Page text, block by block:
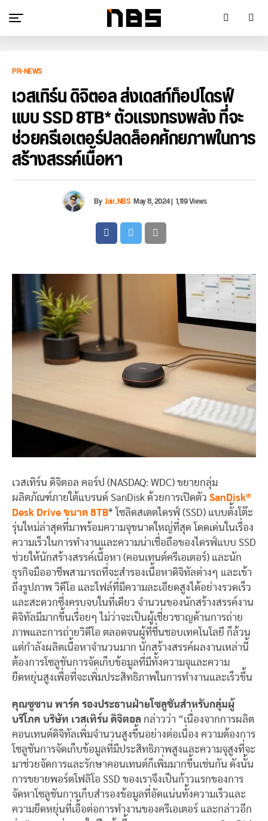
PR-NEWS
เวสเทิร์น ดิจิตอล ส่งเดสก์ท็อปไดรฟ์
แบบ SSD 8TB* ตัวแรงทรงพลัง ที่จะ
ช่วยครีเอเตอร์ปลดล็อคศักยภาพในการ
สร้างสรรค์เนื้อหา
ByJair_NBSMay 8, 2024| 1,119 Views
เวสเทิร์น ดิจิตอล คอร์ป (NASDAQ: WDC) ขยายกลุ่ม
ผลิตภัณฑ์ภายใต้แบรนด์ SanDisk ด้วยการเปิดตัว SanDisk®
Desk Drive ขนาด 8TB* โซลิดสเตตไดรฟ์ (SSD) แบบตั้งโต๊ะ
รุ่นใหม่ล่าสุดที่มาพร้อมความจุขนาดใหญ่ที่สุด โดดเด่นในเรื่อง
ความเร็วในการทำงานและความน่าเชื่อถือของไดรฟ์แบบ SSD
ช่วยให้นักสร้างสรรค์เนื้อหา (คอนเทนต์ครีเอเตอร์) และนัก
ธุรกิจมืออาชีพสามารถที่จะสำรองเนื้อหาดิจิทัลต่างๆ และเข้า
ถึงรูปภาพ วิดีโอ และไฟล์ที่มีความละเอียดสูงได้อย่างรวดเร็ว
และสะดวกซึ่งครบจบในที่เดียว จำนวนของนักสร้างสรรค์งาน
ดิจิทัลมีมากขึ้นเรื่อยๆ ไม่ว่าจะเป็นผู้เชี่ยวชาญด้านการถ่าย
ภาพและการถ่ายวิดีโอ ตลอดจนผู้ที่ชื่นชอบเทคโนโลยี ก็ล้วน
แต่กำลังผลิตเนื้อหาจำนวนมาก นักสร้างสรรค์ผลงานเหล่านี้
ต้องการโซลูชันการจัดเก็บข้อมูลที่มีทั้งความจุและความ
ยืดหยุ่นสูงเพื่อที่จะเพิ่มประสิทธิภาพในการทำงานและเร็วขึ้น
คุณซูซาน พาร์ค รองประธานฝ่ายโซลูชันสำหรับกลุ่มผู้
บริโภค บริษัท เวสเทิร์น ดิจิตอล กล่าวว่า “เนื่องจากการผลิต
คอนเทนต์ดิจิทัลเพิ่มจำนวนสูงขึ้นอย่างต่อเนื่อง ความต้องการ
โซลูชันการจัดเก็บข้อมูลที่มีประสิทธิภาพสูงและความจุสูงที่จะ
มาช่วยจัดการและรักษาคอนเทนต์ก็เพิ่มมากขึ้นเช่นกัน ดังนั้น
การขยายพอร์ตโฟลิโอ SSD ของเราจึงเป็นก้าวแรกของการ
จัดหาโซลูชันการเก็บสำรองข้อมูลที่อัดแน่นทั้งความเร็วและ
ความยืดหยุ่นที่เอื้อต่อการทำงานของครีเอเตอร์ และกล่าวอีก